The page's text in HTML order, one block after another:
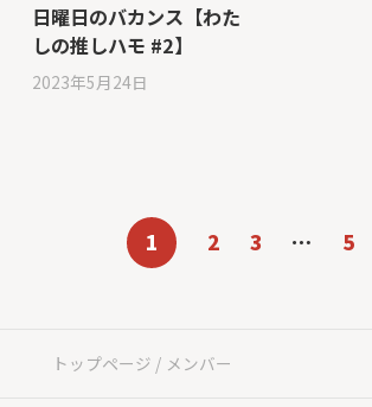
日曜日のバカンス【わた
しの推しハモ #2】
2023年5月24日
1 2 3 … 5
トップページ メンバー